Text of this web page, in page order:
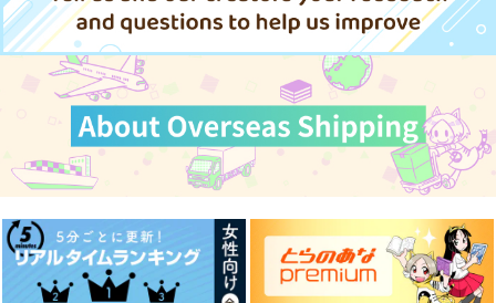
俺の本科は亜種かもし
1,415円（税込）
サンプル
作品詳細
Ocean eyes
ぼんくら
1,887円 （税込）
山姥切国広×山姥切長義
サンプル
作品詳細
猫になりたい
ctrl＋
（税込）
山姥切長義×山姥切国広
サンプル
作品詳細
山姥切国広×山姥切長義
サンプル
カート
サンプル サンプル